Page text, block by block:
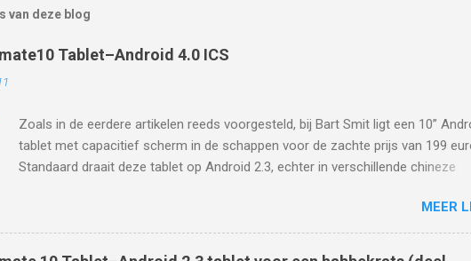
van deze blog
Tablet–Android 4.0 ICS
Zoals in de eerdere artikelen reeds voorgesteld, bij Bart Smit ligt een 10”
tablet met capacitief scherm in de schappen voor de zachte prijs van 199
Standaard draait deze tablet op Android 2.3, echter in verschillende chineze
beschikbaar en inderdaad, in dit chinese artikel is te lezen hoe de tablet naar
Android 4.0 ICS te upgraden is:
http://www.enet.com.cn/article/2011/1216/A20111216948821.shtml
MEER